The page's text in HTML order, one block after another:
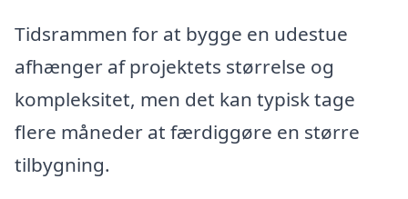
Tidsrammen for at bygge en udestue
afhænger af projektets størrelse og
kompleksitet, men det kan typisk tage
flere måneder at færdiggøre en større
tilbygning.